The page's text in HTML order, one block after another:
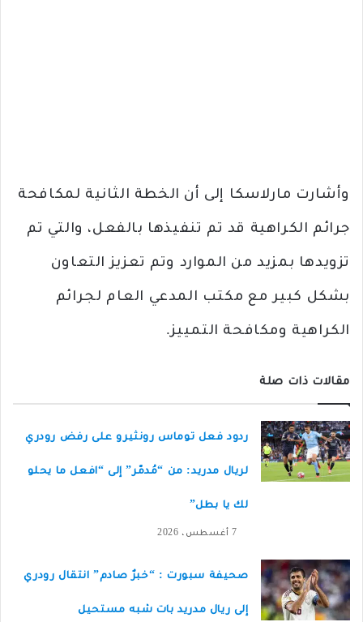
وأشارت مارلاسكا إلى أن الخطة الثانية لمكافحة
جرائم الكراهية قد تم تنفيذها بالفعل، والتي تم
تزويدها بمزيد من الموارد وتم تعزيز التعاون
بشكل كبير مع مكتب المدعي العام لجرائم
الكراهية ومكافحة التمييز.
مقالات ذات صلة
ردود فعل توماس رونثيرو على رفض رودري
لريال مدريد: من “مُدمّر” إلى “افعل ما يحلو
لك يا بطل”
7 أغسطس، 2026
صحيفة سبورت : “خبرٌ صادم” انتقال رودري
إلى ريال مدريد بات شبه مستحيل